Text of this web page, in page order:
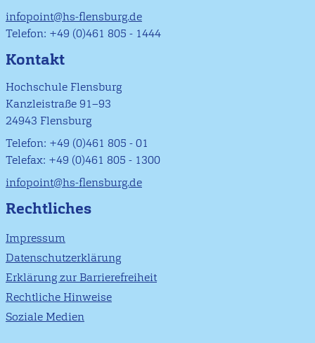
infopoint@hs-flensburg.de
Telefon: +49 (0)461 805 - 1444
Kontakt
Hochschule Flensburg
Kanzleistraße 91–93
24943 Flensburg
Telefon: +49 (0)461 805 - 01
Telefax: +49 (0)461 805 - 1300
infopoint@hs-flensburg.de
Rechtliches
Impressum
Datenschutzerklärung
Erklärung zur Barrierefreiheit
Rechtliche Hinweise
Soziale Medien